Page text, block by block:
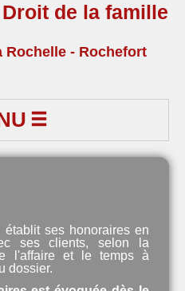
de la famille
Rochelle - Rochefort
ses honoraires en
ses clients, selon la
l'affaire et le temps à
dossier.